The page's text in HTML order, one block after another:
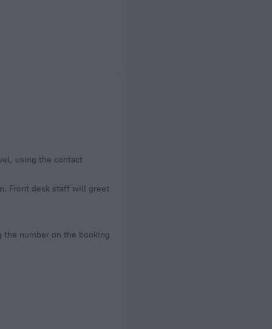
using the contact
Front desk staff will greet
number on the booking